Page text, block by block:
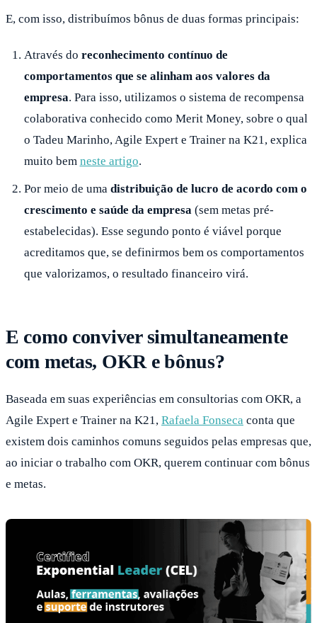
E, com isso, distribuímos bônus de duas formas principais:
Através do reconhecimento contínuo de
comportamentos que se alinham aos valores da
empresa. Para isso, utilizamos o sistema de recompensa
colaborativa conhecido como Merit Money, sobre o qual
o Tadeu Marinho, Agile Expert e Trainer na K21, explica
muito bem neste artigo.
Por meio de uma distribuição de lucro de acordo com o
crescimento e saúde da empresa (sem metas pré-
estabelecidas). Esse segundo ponto é viável porque
acreditamos que, se definirmos bem os comportamentos
que valorizamos, o resultado financeiro virá.
E como conviver simultaneamente
com metas, OKR e bônus?
Baseada em suas experiências em consultorias com OKR, a
Agile Expert e Trainer na K21, Rafaela Fonseca conta que
existem dois caminhos comuns seguidos pelas empresas que,
ao iniciar o trabalho com OKR, querem continuar com bônus
e metas.